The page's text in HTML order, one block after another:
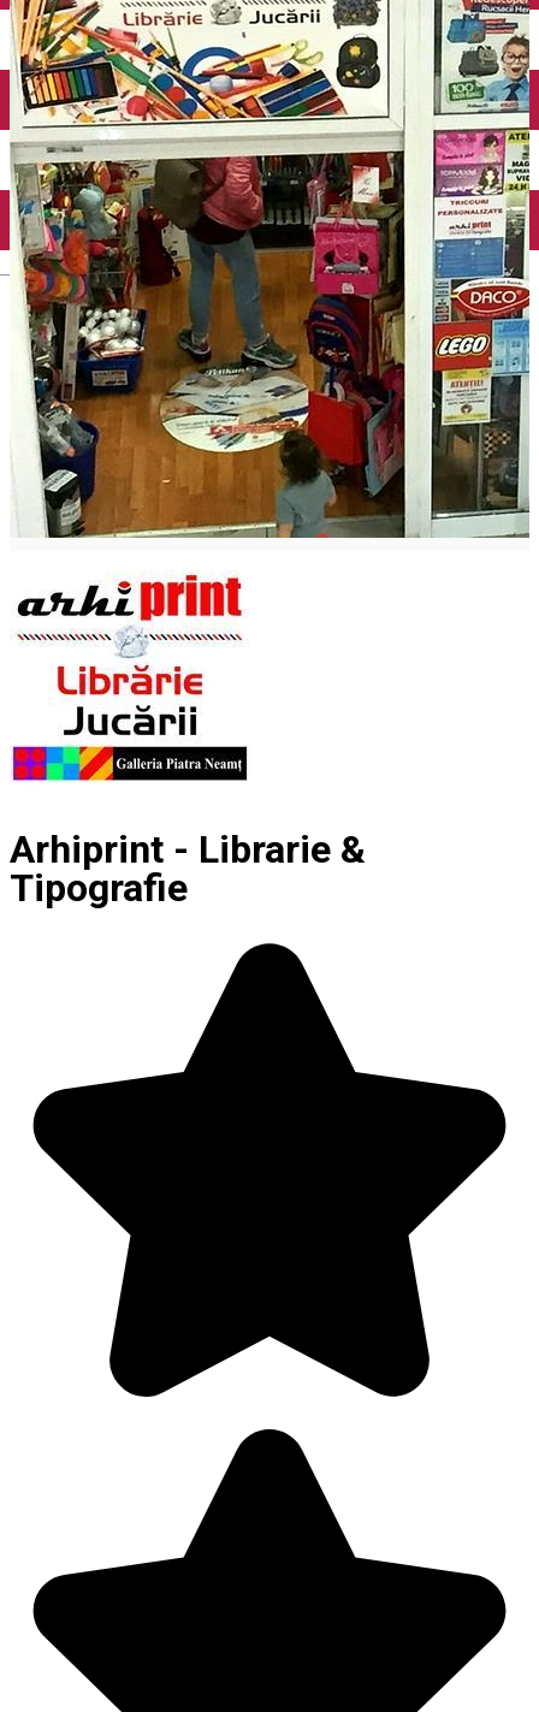
English
Mănăstirea Bistrița
Lacul Izvorul Muntelui
Casa memorială „Ion Creangă” din Humuleşti
Mănăstirea Secu
Lacul Cuejdel
Arhiprint - Librarie &
Tipografie